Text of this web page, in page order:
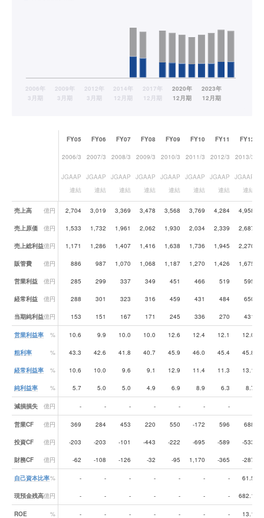
業績データ一覧
FY05 FY06 FY07 FY08 FY09 FY10 FY11 FY12
2006/3 2007/3 2008/3 2009/3 2010/3 2011/3 2012/3 2013/3
JGAAP
連結
JGAAP
連結
JGAAP
連結
JGAAP
連結
JGAAP
連結
JGAAP
連結
JGAAP
連結
JGAAP
連結
売上高 億円 2,704 3,019 3,369 3,478 3,568 3,769 4,284 4,958
売上原価 億円 1,533 1,732 1,961 2,062 1,930 2,034 2,339 2,687
売上総利益億円 1,171 1,286 1,407 1,416 1,638 1,736 1,945 2,270
販管費 億円 886 987 1,070 1,068 1,187 1,270 1,426 1,675
営業利益 億円 285 299 337 349 451 466 519 595
経常利益 億円 288 301 323 316 459 431 484 650
当期純利益億円 153 151 167 171 245 336 270 431
営業利益率 % 10.6 9.9 10.0 10.0 12.6 12.4 12.1 12.0
粗利率 % 43.3 42.6 41.8 40.7 45.9 46.0 45.4 45.8
経常利益率 % 10.6 10.0 9.6 9.1 12.9 11.4 11.3 13.1
純利益率 % 5.7 5.0 5.0 4.9 6.9 8.9 6.3 8.7
減損損失 億円 - - - - - - -
営業CF 億円 369 284 453 220 550 -172 596 688
投資CF 億円 -203 -203 -101 -443 -222 -695 -589 -533
財務CF 億円 -62 -108 -126 -32 -95 1,170 -365 -287
自己資本比率% - - - - - - - 61.5
現預金残高億円 - - - - - - - 682.1
ROE % - - - - - - - 13.1